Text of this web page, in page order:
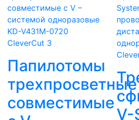
CleverCut 3
Папилотомы
трехпросветные
совместимые
V-